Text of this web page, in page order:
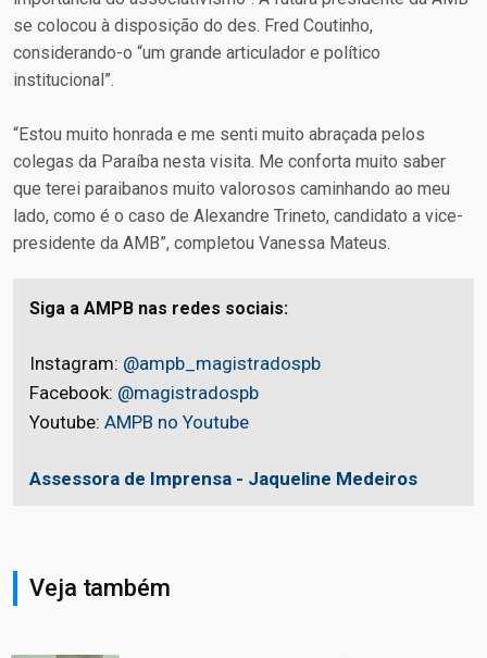
se colocou à disposição do des. Fred Coutinho,
considerando-o “um grande articulador e político
institucional”.
“Estou muito honrada e me senti muito abraçada pelos
colegas da Paraíba nesta visita. Me conforta muito saber
que terei paraibanos muito valorosos caminhando ao meu
lado, como é o caso de Alexandre Trineto, candidato a vice-
presidente da AMB”, completou Vanessa Mateus.
Siga a AMPB nas redes sociais:
Instagram: @ampb_magistradospb
Facebook: @magistradospb
Youtube: AMPB no Youtube
Assessora de Imprensa - Jaqueline Medeiros
Veja também